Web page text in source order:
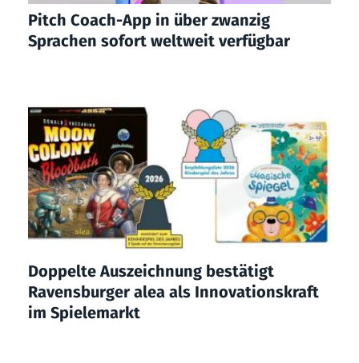
Pitch Coach-App in über zwanzig
Sprachen sofort weltweit verfügbar
Doppelte Auszeichnung bestätigt
Ravensburger alea als Innovationskraft
im Spielemarkt